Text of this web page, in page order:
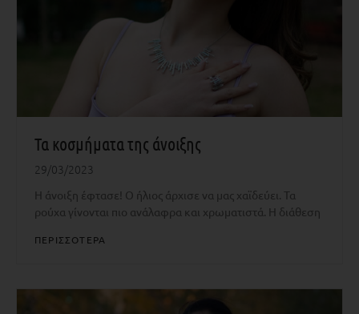
Τα κοσμήματα της άνοιξης
29/03/2023
Η άνοιξη έφτασε! Ο ήλιος άρχισε να μας χαϊδεύει. Τα
ρούχα γίνονται πιο ανάλαφρα και χρωματιστά. Η διάθεση
ΠΕΡΙΣΣΟΤΕΡΑ